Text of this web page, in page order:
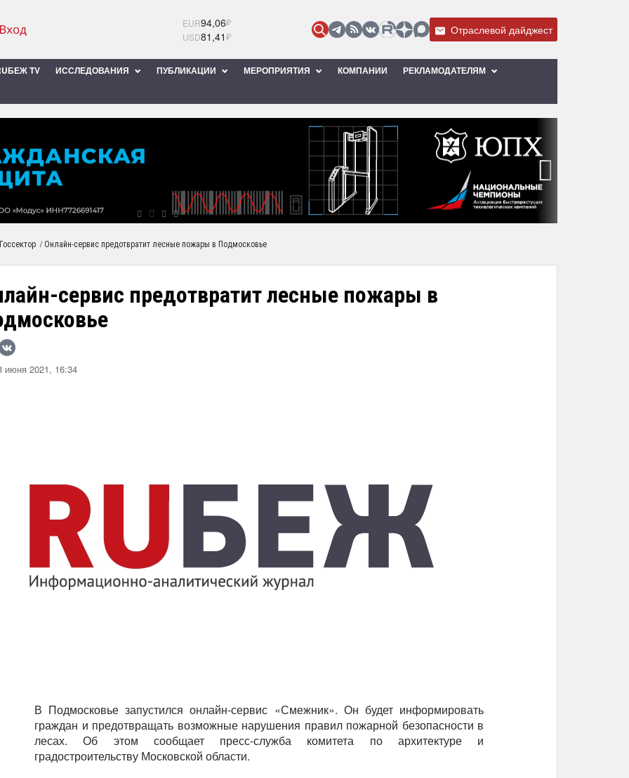
EUR94,06₽
USD81,41₽ Отраслевой дайджест
TV ИССЛЕДОВАНИЯ ПУБЛИКАЦИИ МЕРОПРИЯТИЯ КОМПАНИИ РЕКЛАМОДАТЕЛЯМ
Госсектор / Онлайн-сервис предотвратит лесные пожары в Подмосковье
сервис предотвратит лесные пожары в
июня 2021, 16:34
В Подмосковье запустился онлайн-сервис «Смежник». Он будет информировать
граждан и предотвращать возможные нарушения правил пожарной безопасности в
лесах. Об этом сообщает пресс-служба комитета по архитектуре и
градостроительству Московской области.